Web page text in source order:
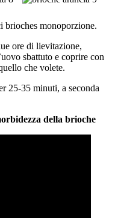
brioches monoporzione.
ore di lievitazione,
sbattuto e coprire con
che volete.
25-35 minuti, a seconda
della brioche